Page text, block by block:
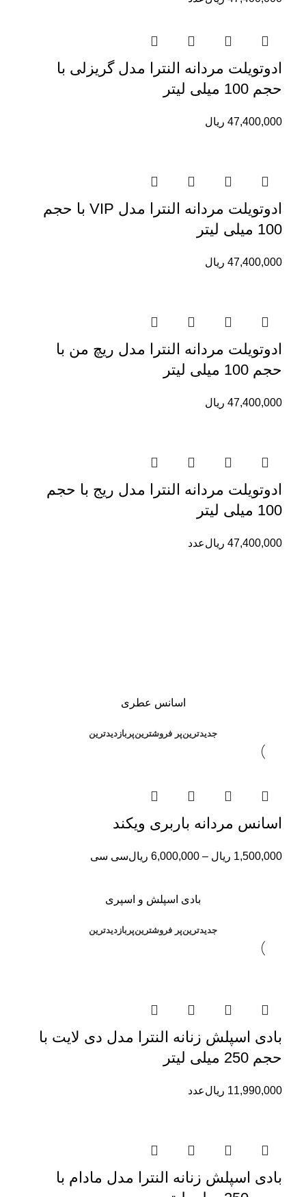
ادوتویلت مردانه النترا مدل گریزلی با
حجم 100 میلی لیتر
47,400,000 ریال
ادوتویلت مردانه النترا مدل VIP با حجم
100 میلی لیتر
47,400,000 ریال
ادوتویلت مردانه النترا مدل ریچ من با
حجم 100 میلی لیتر
47,400,000 ریال
ادوتویلت مردانه النترا مدل ریج با حجم
100 میلی لیتر
47,400,000 ریالعدد
اسانس عطری
جدیدترینپر فروشترینپربازدیدترین
اسانس مردانه باربری ویکند
1,500,000 ریال –
6,000,000 ریالسی سی
بادی اسپلش و اسپری
جدیدترینپر فروشترینپربازدیدترین
بادی اسپلش زنانه النترا مدل دی لایت با
حجم 250 میلی لیتر
11,990,000 ریالعدد
بادی اسپلش زنانه النترا مدل مادام با